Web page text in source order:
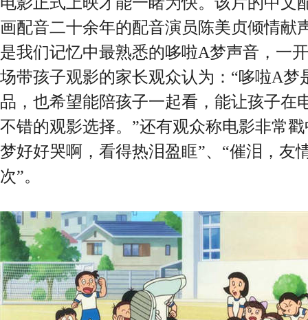
画配音二十余年的配音演员陈美贞倾情献
是我们记忆中最熟悉的哆啦A梦声音，一
场带孩子观影的家长观众认为：“哆啦A梦
品，也希望能陪孩子一起看，能让孩子在
不错的观影选择。”还有观众称电影非常
梦好好哭啊，看得热泪盈眶”、“催泪，友
次”。